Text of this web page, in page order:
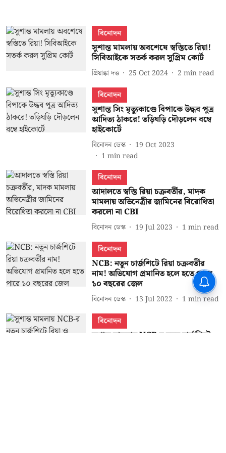
বিনোদন
সুশান্ত মামলায় অবশেষে স্বস্তিতে রিয়া!
সিবিআইকে সতর্ক করল সুপ্রিম কোর্ট
প্রিয়াঙ্কা দত্ত 25 Oct 2024 2 min read
বিনোদন
সুশান্ত সিং মৃত্যুকাণ্ডে বিপাকে উদ্ধব পুত্র
আদিত্য ঠাকরে! তড়িঘড়ি দৌড়লেন বম্বে
হাইকোর্টে
বিনোদন ডেস্ক
19 Oct 2023
1 min read
বিনোদন
আদালতে স্বস্তি রিয়া চক্রবর্তীর, মাদক
মামলায় অভিনেত্রীর জামিনের বিরোধিতা
করলো না CBI
বিনোদন ডেস্ক 19 Jul 2023 1 min read
বিনোদন
NCB: নতুন চার্জশিটে রিয়া চক্রবর্তীর
নাম! অভিযোগ প্রমানিত হলে হতে পারে
১০ বছরের জেল
বিনোদন ডেস্ক 13 Jul 2022 1 min read
বিনোদন
সুশান্ত মামলায় NCB-র নতুন চার্জশিটে